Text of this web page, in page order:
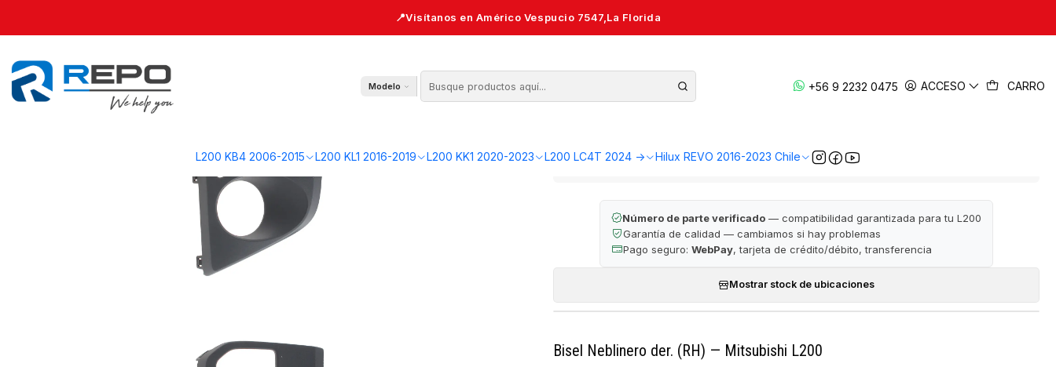
Modelo +56 9 2232 0475 ACCESO CARRO
L200 KB4 2006-2015 L200 KL1 2016-2019 L200 KK1 2020-2023 L200 LC4T 2024 -> Hilux REVO 2016-2023 Chile
Bisel Neblinero der. (RH) 2020-2023 — L200 KK1
Bisel Neblinero der. (RH) 2020-2023 — L200 KK1
🔒 Pago seguro · ✅ Garantía de satisfacción · 📦 Despacho a todo Chile
Número de parte verificado— compatibilidad garantizada para tu L200
Garantía de calidad — cambiamos si hay problemas
Pago seguro: WebPay, tarjeta de crédito/débito, transferencia
Mostrar stock de ubicaciones
Bisel Neblinero der. (RH) — Mitsubishi L200